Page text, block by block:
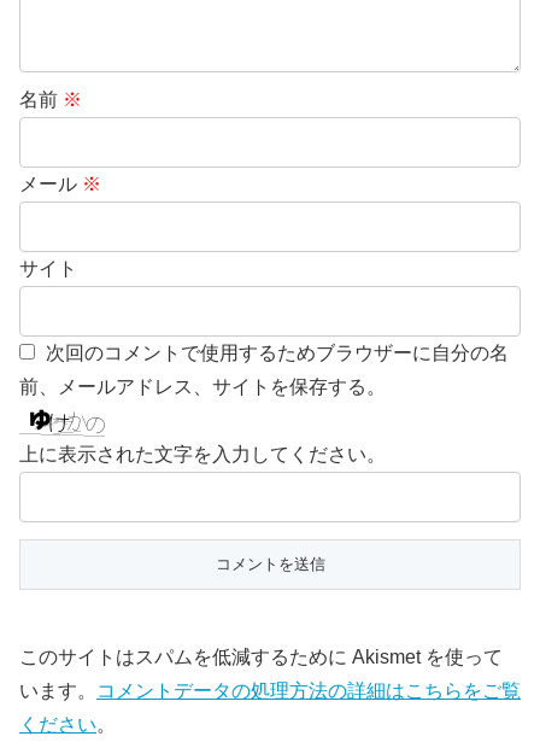
名前 ※
メール ※
サイト
次回のコメントで使用するためブラウザーに自分の名
前、メールアドレス、サイトを保存する。
上に表示された文字を入力してください。
このサイトはスパムを低減するために Akismet を使って
います。
コメントデータの処理方法の詳細はこちらをご覧
ください。